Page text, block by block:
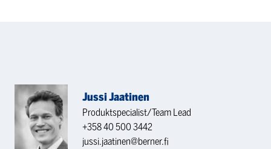
Jussi Jaatinen
Produktspecialist/Team Lead
+358 40 500 3442
jussi.jaatinen@berner.fi